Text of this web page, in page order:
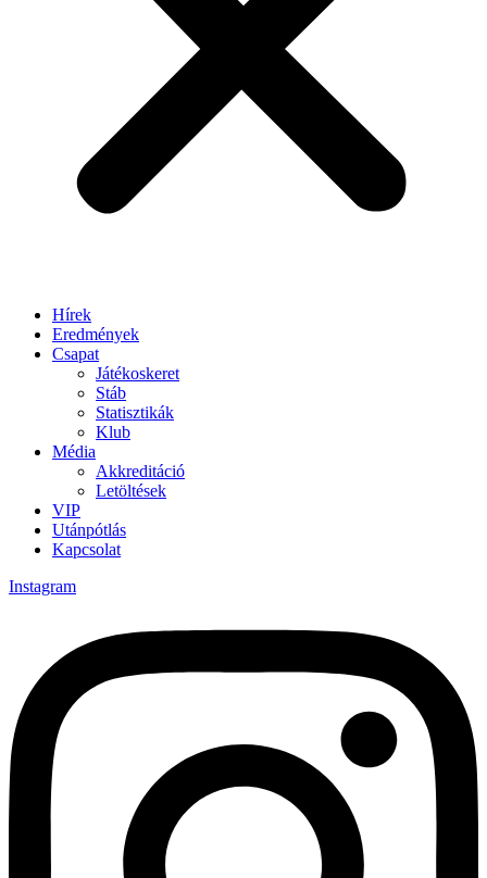
Hírek
Eredmények
Csapat
Játékoskeret
Stáb
Statisztikák
Klub
Média
Akkreditáció
Letöltések
VIP
Utánpótlás
Kapcsolat
Instagram